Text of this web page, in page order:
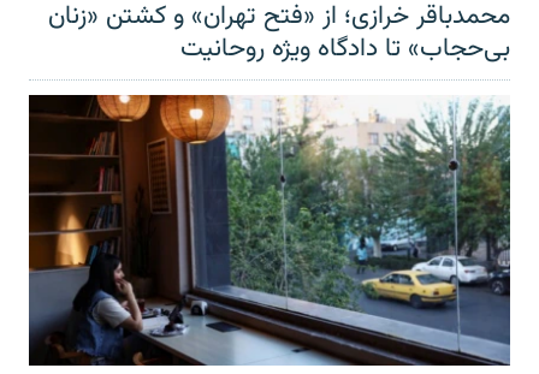
محمدباقر خرازی؛ از «فتح تهران» و کشتن «زنان
بی‌حجاب» تا دادگاه ویژه روحانیت